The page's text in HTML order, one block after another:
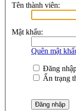
Tên thành viên:
Mật khẩu:
Quên mật
Đăng
Ẩn trạng